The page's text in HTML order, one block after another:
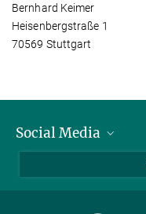
Bernhard Keimer
Heisenbergstraße 1
70569 Stuttgart
Social Media